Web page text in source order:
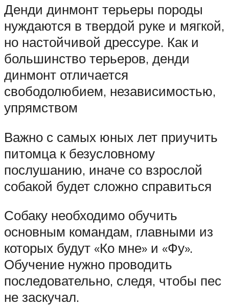
Денди динмонт терьеры породы
нуждаются в твердой руке и мягкой,
но настойчивой дрессуре. Как и
большинство терьеров, денди
динмонт отличается
свободолюбием, независимостью,
упрямством
Важно с самых юных лет приучить
питомца к безусловному
послушанию, иначе со взрослой
собакой будет сложно справиться
Собаку необходимо обучить
основным командам, главными из
которых будут «Ко мне» и «Фу».
Обучение нужно проводить
последовательно, следя, чтобы пес
не заскучал.